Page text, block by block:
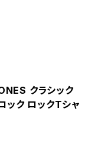
クラシック
ック ロックTシャ